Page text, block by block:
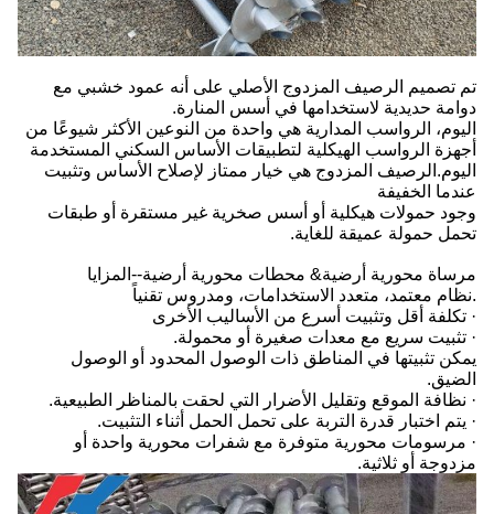
تم تصميم الرصيف المزدوج الأصلي على أنه عمود خشبي مع
دوامة حديدية لاستخدامها في أسس المنارة.
اليوم، الرواسب المدارية هي واحدة من النوعين الأكثر شيوعًا من
أجهزة الرواسب الهيكلية لتطبيقات الأساس السكني المستخدمة
اليوم.الرصيف المزدوج هي خيار ممتاز لإصلاح الأساس وتثبيت
عندما الخفيفة
وجود حمولات هيكلية أو أسس صخرية غير مستقرة أو طبقات
تحمل حمولة عميقة للغاية.
مرساة محورية أرضية& محطات محورية أرضية--المزايا
.نظام معتمد، متعدد الاستخدامات، ومدروس تقنياً
· تكلفة أقل وتثبيت أسرع من الأساليب الأخرى
· تثبيت سريع مع معدات صغيرة أو محمولة.
يمكن تثبيتها في المناطق ذات الوصول المحدود أو الوصول
الضيق.
· نظافة الموقع وتقليل الأضرار التي لحقت بالمناظر الطبيعية.
· يتم اختبار قدرة التربة على تحمل الحمل أثناء التثبيت.
· مرسومات محورية متوفرة مع شفرات محورية واحدة أو
مزدوجة أو ثلاثية.